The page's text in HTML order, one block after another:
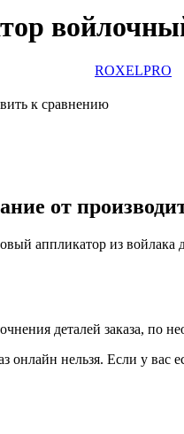
ROXELPRO
к сравнению
от
аппликатор из войлака
деталей заказа, по
онлайн нельзя. Если у вас